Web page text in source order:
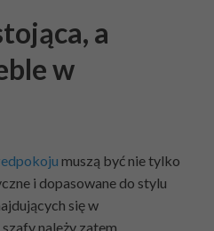
a
w
muszą być nie tylko
i dopasowane do stylu
się w
należy zatem